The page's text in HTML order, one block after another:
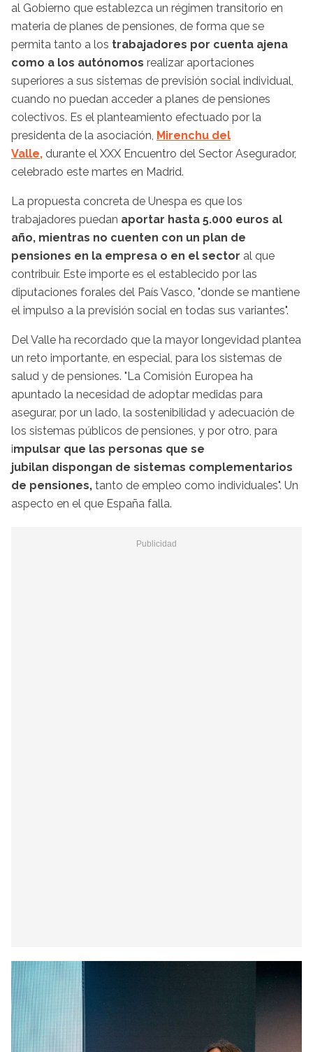
al Gobierno que establezca un régimen transitorio en
materia de planes de pensiones, de forma que se
permita tanto a los trabajadores por cuenta ajena
como a los autónomos realizar aportaciones
superiores a sus sistemas de previsión social individual,
cuando no puedan acceder a planes de pensiones
colectivos. Es el planteamiento efectuado por la
presidenta de la asociación, Mirenchu del
Valle, durante el XXX Encuentro del Sector Asegurador,
celebrado este martes en Madrid.
La propuesta concreta de Unespa es que los
trabajadores puedan aportar hasta 5.000 euros al
año, mientras no cuenten con un plan de
pensiones en la empresa o en el sector al que
contribuir. Este importe es el establecido por las
diputaciones forales del País Vasco, "donde se mantiene
el impulso a la previsión social en todas sus variantes".
Del Valle ha recordado que la mayor longevidad plantea
un reto importante, en especial, para los sistemas de
salud y de pensiones. "La Comisión Europea ha
apuntado la necesidad de adoptar medidas para
asegurar, por un lado, la sostenibilidad y adecuación de
los sistemas públicos de pensiones, y por otro, para
impulsar que las personas que se
jubilan dispongan de sistemas complementarios
de pensiones, tanto de empleo como individuales". Un
aspecto en el que España falla.